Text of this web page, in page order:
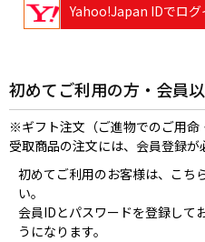
Yahoo!Japan IDでログ
初めてご利用の方・会員
※ギフト注文（ご進物でのご用
受取商品の注文には、会員登録が
初めてご利用のお客様は、こち
い。
会員IDとパスワードを登録して
うになります。